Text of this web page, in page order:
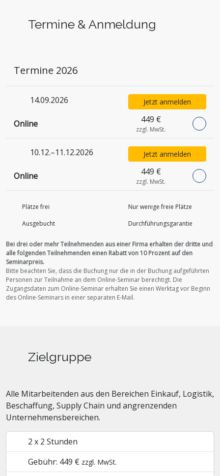
Termine & Anmeldung
Termine 2026
14.09.2026
Online 449 €
zzgl. MwSt.
Jetzt anmelden
10.12.–11.12.2026
Online 449 €
zzgl. MwSt.
Jetzt anmelden
Plätze frei
Nur wenige freie Plätze
Ausgebucht
Durchführungs­garantie
Bei drei oder mehr Teilnehmenden aus einer Firma erhalten der dritte und
alle folgenden Teilnehmenden einen Rabatt von 10 Prozent auf den
Seminarpreis.
Bitte beachten Sie, dass die Buchung nur die in der Buchung aufgeführten
Personen zur Teilnahme an dem Online-Seminar berechtigt. Die
Zugangsdaten zum Online-Seminar erhalten Sie einen Werktag vor Beginn
des Online-Seminars in einer separaten E-Mail.
Zielgruppe
Alle Mitarbeitenden aus den Bereichen Einkauf, Logistik,
Beschaffung, Supply Chain und angrenzenden
Unternehmensbereichen.
2 x 2 Stunden
Gebühr: 449 € zzgl. MwSt.